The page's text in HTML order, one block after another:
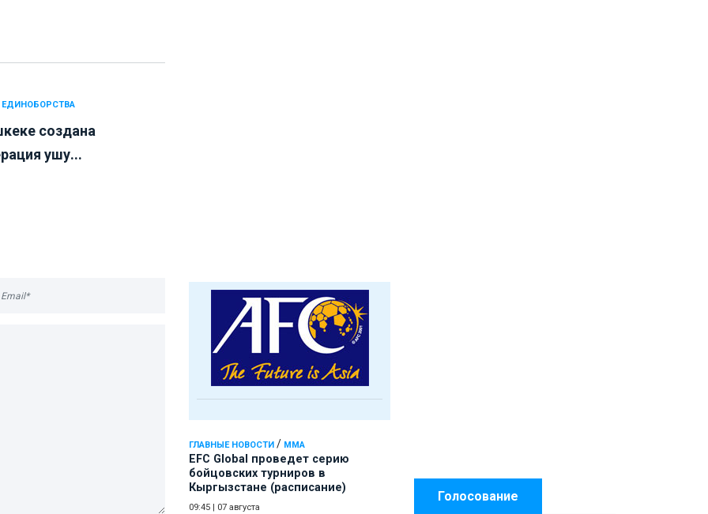
ГЛАВНЫЕ НОВОСТИ / ММА
EFC Global проведет серию
бойцовских турниров в
Кыргызстане (расписание)
09:45 07 августа
ЕДИНОБОРСТВА
создана
ушу...
Голосование